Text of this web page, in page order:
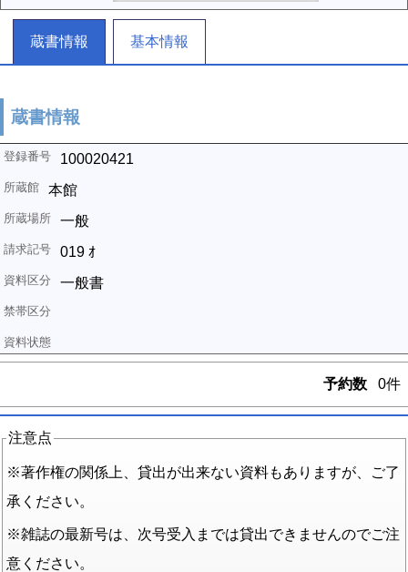
蔵書情報 基本情報
蔵書情報
100020421
本館
一般
019 ｵ
一般書
予約数 0件
注意点
※著作権の関係上、貸出が出来ない資料もありますが、ご了
承ください。
※雑誌の最新号は、次号受入までは貸出できませんのでご注
意ください。